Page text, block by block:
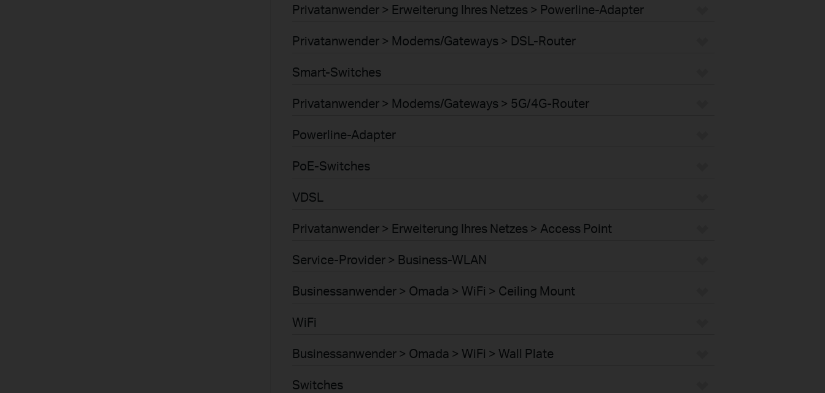
Privatanwender > Erweiterung Ihres Netzes > Powerline-Adapter
Privatanwender > Modems/Gateways > DSL-Router
Smart-Switches
Privatanwender > Modems/Gateways > 5G/4G-Router
Powerline-Adapter
PoE-Switches
VDSL
Privatanwender > Erweiterung Ihres Netzes > Access Point
Service-Provider > Business-WLAN
Businessanwender > Omada > WiFi > Ceiling Mount
WiFi
Businessanwender > Omada > WiFi > Wall Plate
Switches